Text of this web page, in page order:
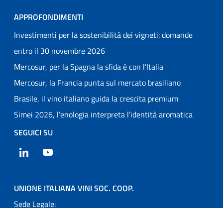
APPROFONDIMENTI
Investimenti per la sostenibilità dei vigneti: domande
entro il 30 novembre 2026
Mercosur, per la Spagna la sfida è con l’Italia
Mercosur, la Francia punta sul mercato brasiliano
Brasile, il vino italiano guida la crescita premium
Simei 2026, l’enologia interpreta l’identità aromatica
SEGUICI SU
LinkedIn
UNIONE ITALIANA VINI SOC. COOP.
Sede Legale: